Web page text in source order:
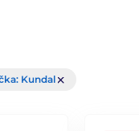
Kundal